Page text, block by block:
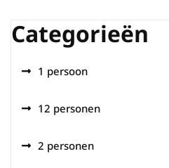
Categorieën
1 persoon
12 personen
2 personen